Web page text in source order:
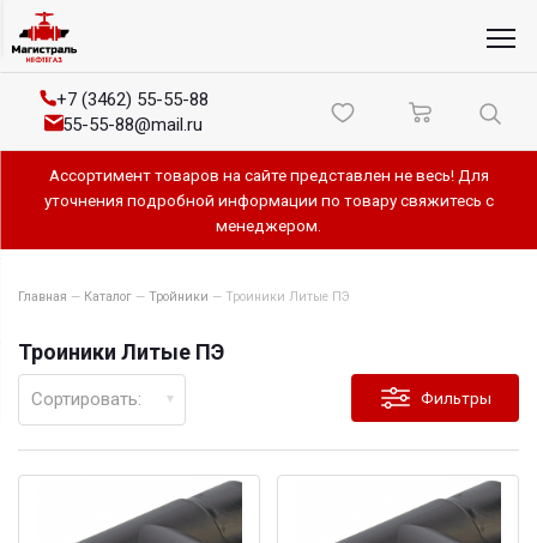
+7 (3462) 55-55-88
55-55-88@mail.ru
Ассортимент товаров на сайте представлен не весь! Для
уточнения подробной информации по товару свяжитесь с
менеджером.
Главная — Каталог — Тройники — Троиники Литые ПЭ
Троиники Литые ПЭ
Фильтры
Сортировать: